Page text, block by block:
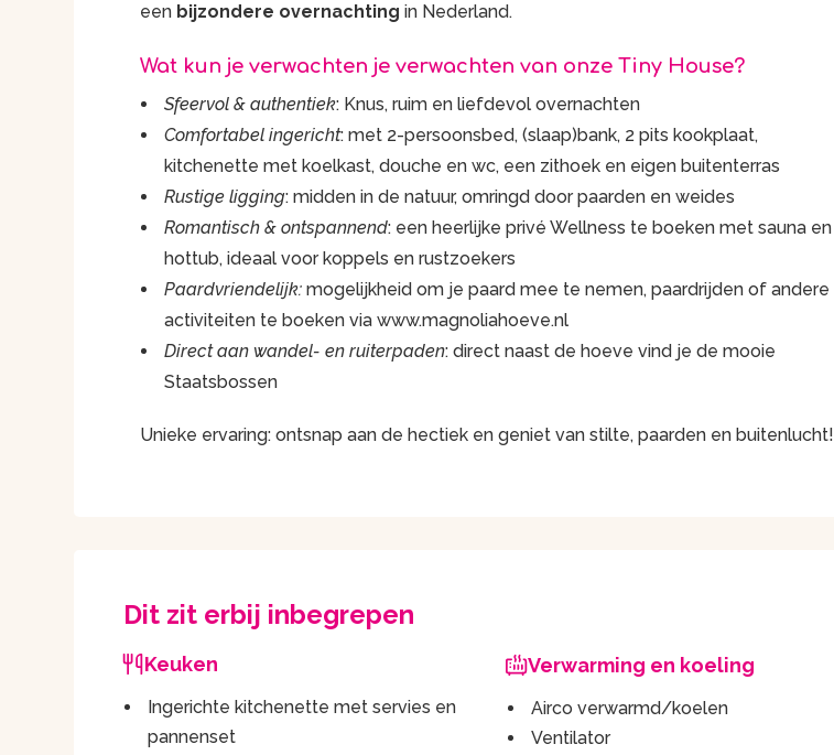
een bijzondere overnachting in Nederland.
Wat kun je verwachten je verwachten van onze Tiny House?
Sfeervol & authentiek: Knus, ruim en liefdevol overnachten
Comfortabel ingericht: met 2-persoonsbed, (slaap)bank, 2 pits kookplaat,
kitchenette met koelkast, douche en wc, een zithoek en eigen buitenterras
Rustige ligging: midden in de natuur, omringd door paarden en weides
Romantisch & ontspannend: een heerlijke privé Wellness te boeken met sauna en
hottub, ideaal voor koppels en rustzoekers
Paardvriendelijk: mogelijkheid om je paard mee te nemen, paardrijden of andere
activiteiten te boeken via www.magnoliahoeve.nl
Direct aan wandel- en ruiterpaden: direct naast de hoeve vind je de mooie
Staatsbossen
Unieke ervaring: ontsnap aan de hectiek en geniet van stilte, paarden en buitenlucht!
Dit zit erbij inbegrepen
Keuken
Ingerichte kitchenette met servies en
pannenset
Verwarming en koeling
Airco verwarmd/koelen
Ventilator